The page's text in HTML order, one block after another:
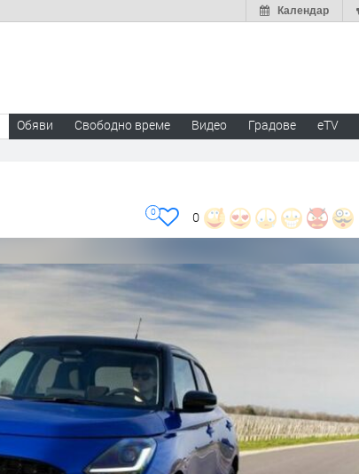
Календар
Обяви Свободно време Видео Градове eTV
0
0